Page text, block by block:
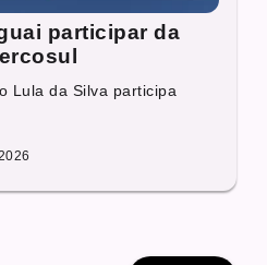
participar da
Lula da Silva participa